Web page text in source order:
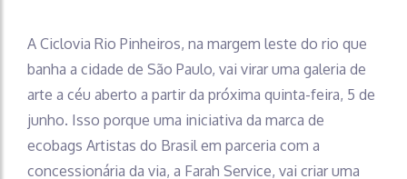
A Ciclovia Rio Pinheiros, na margem leste do rio que
banha a cidade de São Paulo, vai virar uma galeria de
arte a céu aberto a partir da próxima quinta-feira, 5 de
junho. Isso porque uma iniciativa da marca de
ecobags Artistas do Brasil em parceria com a
concessionária da via, a Farah Service, vai criar uma